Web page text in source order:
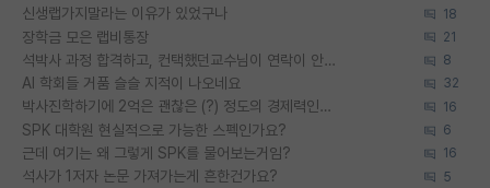
신생랩가지말라는 이유가 있었구나 18
장학금 모은 랩비통장 21
석박사 과정 합격하고, 컨택했던교수님이 연락이 안됩니다... 8
AI 학회들 거품 슬슬 지적이 나오네요 32
박사진학하기에 2억은 괜찮은 (?) 정도의 경제력인가요 16
SPK 대학원 현실적으로 가능한 스펙인가요? 6
근데 여기는 왜 그렇게 SPK를 물어보는거임? 16
석사가 1저자 논문 가져가는게 흔한건가요? 5